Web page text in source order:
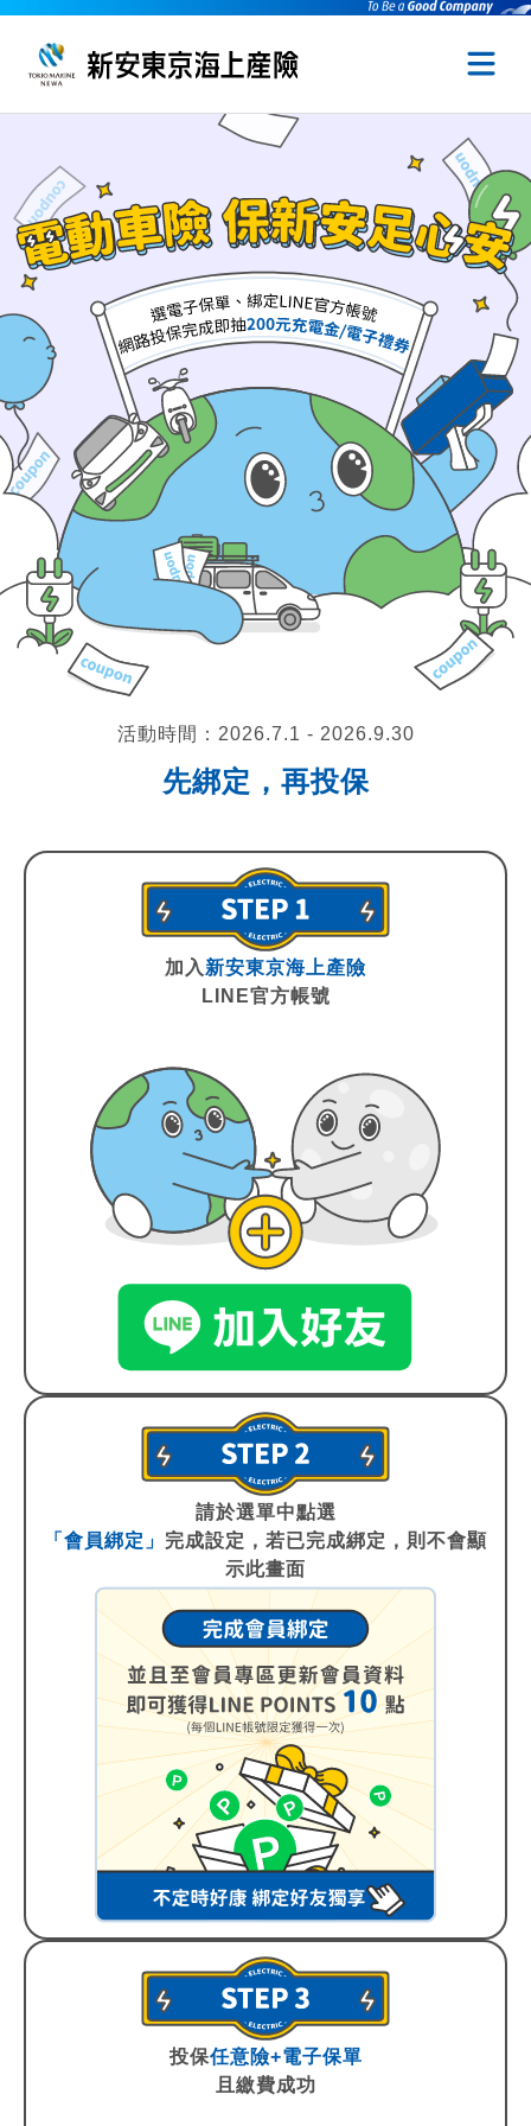
活動時間：2026.7.1 - 2026.9.30
先綁定，再投保
加入 新安東京海上產險
LINE官方帳號
請於選單中點選
「會員綁定」 完成設定，若已完成綁定，則不會顯
示此畫面
投保任意險+電子保單
且繳費成功